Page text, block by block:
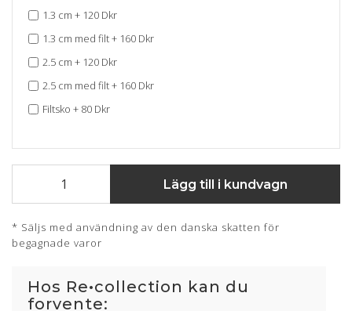
1.3 cm + 120 Dkr
1.3 cm med filt+ 160 Dkr
2.5 cm + 120 Dkr
2.5 cm med filt+ 160 Dkr
Filtsko + 80 Dkr
Lägg till i kundvagn
* Säljs med användning av den danska skatten för
begagnade varor
Hos Re•collection kan du
forvente: